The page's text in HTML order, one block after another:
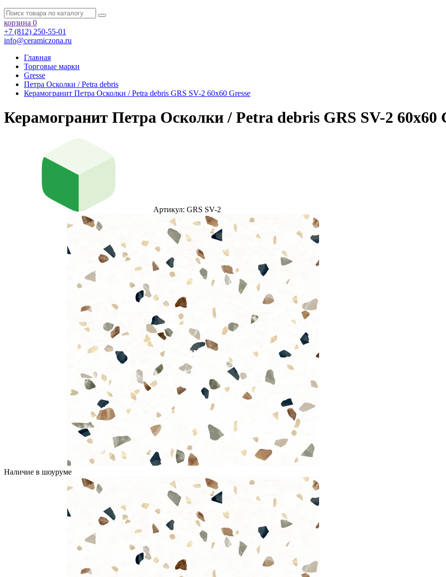
корзина 0
+7 (812) 250-55-01
info@ceramiczona.ru
Главная
Торговые марки
Gresse
Петра Осколки / Petra debris
Керамогранит Петра Осколки / Petra debris GRS SV-2 60х60 Gresse
Керамогранит Петра Осколки / Petra debris GRS SV-2 60х60
Артикул: GRS SV-2
Наличие в шоуруме